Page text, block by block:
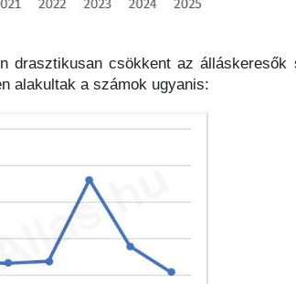
drasztikusan csökkent az
alakultak a számok ugyanis: